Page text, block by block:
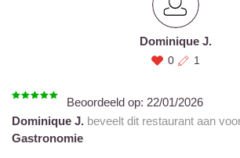
Dominique J.
0 1
Beoordeeld op: 22/01/2026
Dominique J. beveelt dit restaurant aan
Gastronomie